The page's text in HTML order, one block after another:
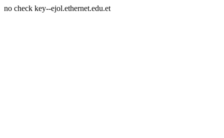
no check key--ejol.ethernet.edu.et